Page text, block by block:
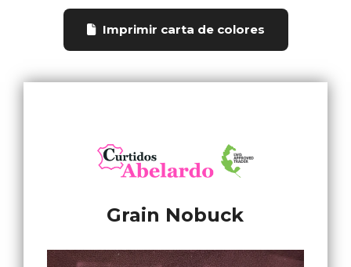
Imprimir carta de colores
Grain Nobuck